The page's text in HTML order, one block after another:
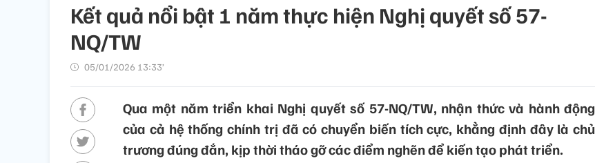
Kết quả nổi bật 1 năm thực hiện Nghị quyết số 57-
NQ/TW
05/01/2026 13:33’
Qua một năm triển khai Nghị quyết số 57-NQ/TW, nhận thức và hành động
của cả hệ thống chính trị đã có chuyển biến tích cực, khẳng định đây là chủ
trương đúng đắn, kịp thời tháo gỡ các điểm nghẽn để kiến tạo phát triển.